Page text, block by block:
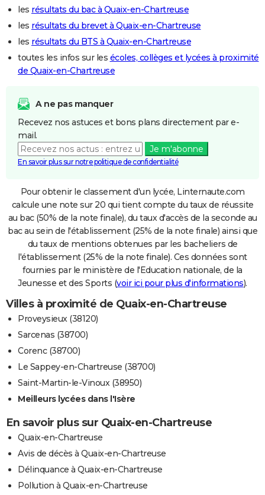
les résultats du bac à Quaix-en-Chartreuse
les résultats du brevet à Quaix-en-Chartreuse
les résultats du BTS à Quaix-en-Chartreuse
toutes les infos sur les écoles, collèges et lycées à proximité
de Quaix-en-Chartreuse
A ne pas manquer
Recevez nos astuces et bons plans directement par e-
mail.
Je m'abonne
En savoir plus sur notre politique de confidentialité
Pour obtenir le classement d'un lycée, Linternaute.com
calcule une note sur 20 qui tient compte du taux de réussite
au bac (50% de la note finale), du taux d'accès de la seconde au
bac au sein de l'établissement (25% de la note finale) ainsi que
du taux de mentions obtenues par les bacheliers de
l'établissement (25% de la note finale). Ces données sont
fournies par le ministère de l'Education nationale, de la
Jeunesse et des Sports (voir ici pour plus d'informations).
Villes à proximité de Quaix-en-Chartreuse
Proveysieux (38120)
Sarcenas (38700)
Corenc (38700)
Le Sappey-en-Chartreuse (38700)
Saint-Martin-le-Vinoux (38950)
Meilleurs lycées dans l'Isère
En savoir plus sur Quaix-en-Chartreuse
Quaix-en-Chartreuse
Avis de décès à Quaix-en-Chartreuse
Délinquance à Quaix-en-Chartreuse
Pollution à Quaix-en-Chartreuse